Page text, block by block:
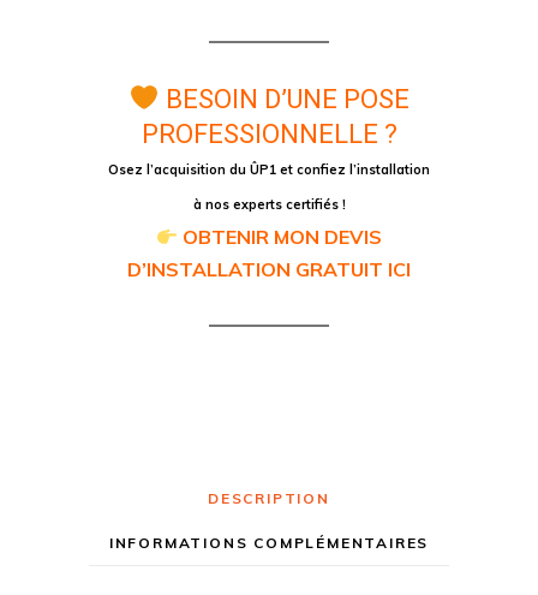
BESOIN D’UNE POSE
PROFESSIONNELLE ?
Osez l’acquisition du ÛP1 et confiez l’installation
à nos experts certifiés !
OBTENIR MON DEVIS
D’INSTALLATION GRATUIT ICI
DESCRIPTION
INFORMATIONS COMPLÉMENTAIRES